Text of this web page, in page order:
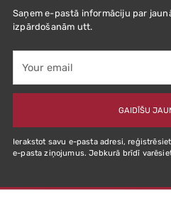
Saņem e-pastā informāciju par
izpārdošanām utt.
email
GAIDĪŠU
Ierakstot savu e-pasta adresi,
e-pasta ziņojumus. Jebkurā brīdī